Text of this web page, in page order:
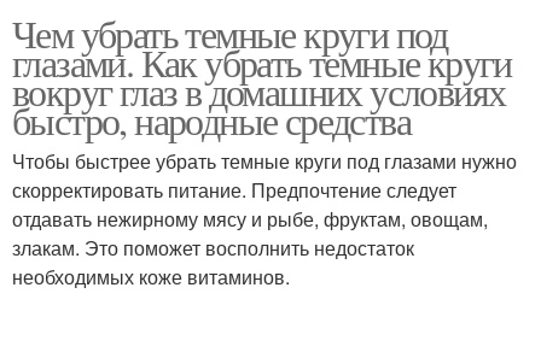
Чем убрать темные круги под
глазами. Как убрать темные круги
вокруг глаз в домашних условиях
быстро, народные средства
Чтобы быстрее убрать темные круги под глазами нужно
скорректировать питание. Предпочтение следует
отдавать нежирному мясу и рыбе, фруктам, овощам,
злакам. Это поможет восполнить недостаток
необходимых коже витаминов.